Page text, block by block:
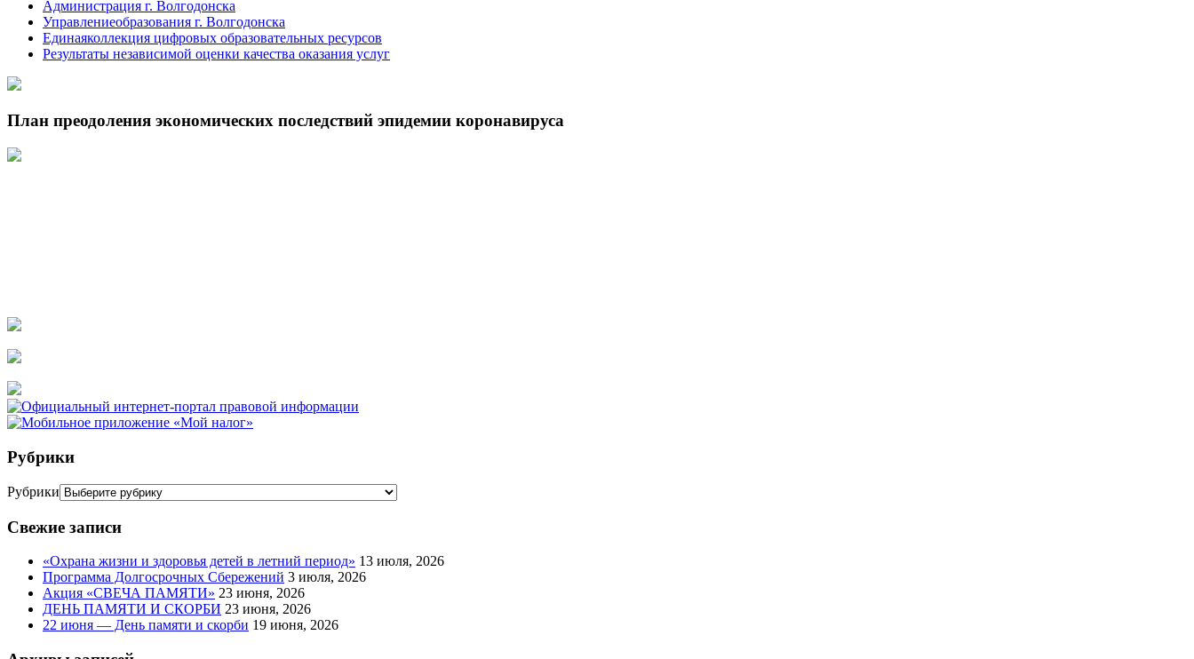
Администрация г. Волгодонска
Управлениеобразования г. Волгодонска
Единаяколлекция цифровых образовательных ресурсов
Результаты независимой оценки качества оказания услуг
План преодоления экономических последствий эпидемии коронавируса
Рубрики
Рубрики
Свежие записи
«Охрана жизни и здоровья детей в летний период» 13 июля, 2026
Программа Долгосрочных Сбережений 3 июля, 2026
Акция «СВЕЧА ПАМЯТИ» 23 июня, 2026
ДЕНЬ ПАМЯТИ И СКОРБИ 23 июня, 2026
22 июня — День памяти и скорби 19 июня, 2026